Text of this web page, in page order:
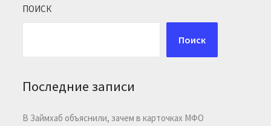
ПОИСК
Поиск
Последние записи
В Займхаб объяснили, зачем в карточках МФО